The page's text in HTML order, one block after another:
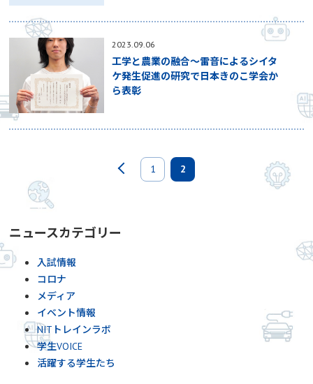
工学と農業の融合～雷音によるシイタ
ケ発生促進の研究で日本きのこ学会か
ら表彰
2023.09.06
1 2
ニュースカテゴリー
入試情報
コロナ
メディア
イベント情報
NITトレインラボ
学生VOICE
活躍する学生たち